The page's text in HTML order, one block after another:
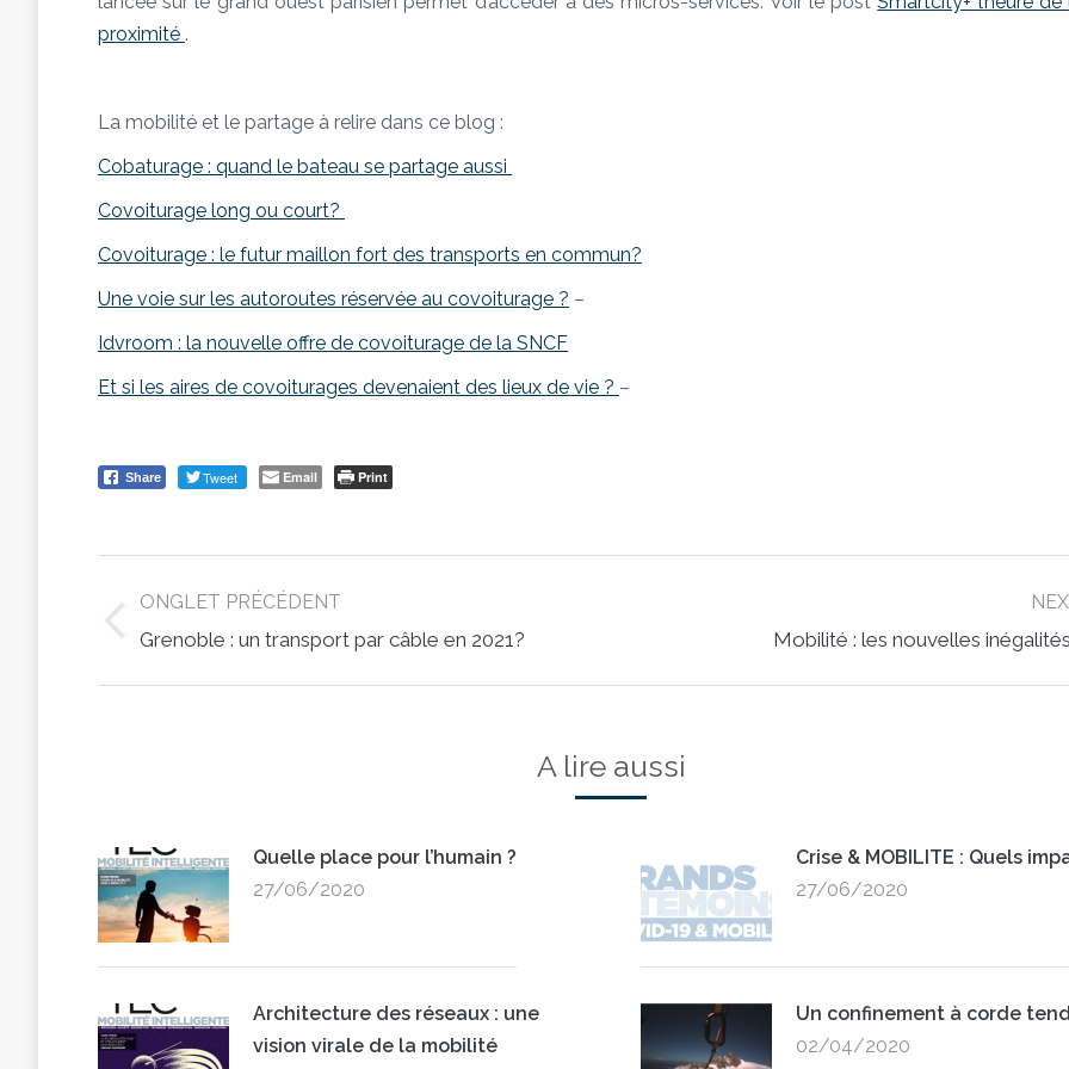
proximité .
La mobilité et le partage à relire dans ce blog :
Cobaturage : quand le bateau se partage aussi
Covoiturage long ou court?
Covoiturage : le futur maillon fort des transports en commun?
Une voie sur les autoroutes réservée au covoiturage ? –
Idvroom : la nouvelle offre de covoiturage de la SNCF
Et si les aires de covoiturages devenaient des lieux de vie ? –
Share Tweet Email Print
navigation
ONGLET PRÉCÉDENT
Previous
Grenoble : un transport par câble en 2021? Mobilité : les nouvelles
A lire aussi
Quelle place pour l’humain ?
27/06/2020
Crise & MOBILITE : Quels
27/06/2020
Architecture des réseaux : une
vision virale de la mobilité
Un confinement à corde
02/04/2020